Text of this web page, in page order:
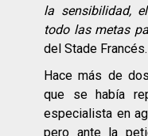
la sensibilidad,
todo las metas
del Stade Francés.
Hace más de
que se había
especialista en
pero ante la